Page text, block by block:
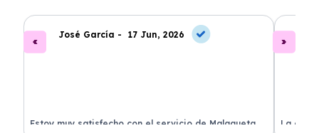
José García - 17 Jun, 2026
Estoy muy satisfecho con el servicio de Malagueta
La